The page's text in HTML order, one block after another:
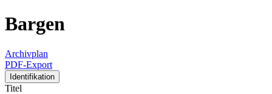
Bargen
Archivplan
PDF-Export
Identifikation
Titel